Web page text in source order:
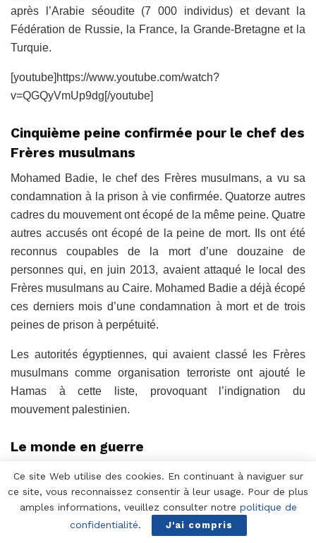
après l’Arabie séoudite (7 000 individus) et devant la
Fédération de Russie, la France, la Grande-Bretagne et la
Turquie.
[youtube]https://www.youtube.com/watch?
v=QGQyVmUp9dg[/youtube]
Cinquième peine confirmée pour le chef des
Frères musulmans
Mohamed Badie, le chef des Frères musulmans, a vu sa
condamnation à la prison à vie confirmée. Quatorze autres
cadres du mouvement ont écopé de la même peine. Quatre
autres accusés ont écopé de la peine de mort. Ils ont été
reconnus coupables de la mort d’une douzaine de
personnes qui, en juin 2013, avaient attaqué le local des
Frères musulmans au Caire. Mohamed Badie a déjà écopé
ces derniers mois d’une condamnation à mort et de trois
peines de prison à perpétuité.
Les autorités égyptiennes, qui avaient classé les Frères
musulmans comme organisation terroriste ont ajouté le
Hamas à cette liste, provoquant l’indignation du
mouvement palestinien.
Le monde en guerre
-Ukraine. Les violences se sont poursuivies dans l’est du
pays malgré le « cessez-le-feu ». Samedi, un combattant
du Secteur droit (Pravy Sektor) est mort à Piski ainsi qu’un
photographe qui l’accompagnait.
Ce site Web utilise des cookies. En continuant à naviguer sur
ce site, vous reconnaissez consentir à leur usage. Pour de plus
amples informations, veuillez consulter notre politique de
confidentialité. J'ai compris